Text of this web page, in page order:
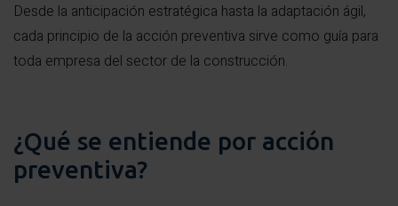
Desde la anticipación estratégica hasta la adaptación ágil,
cada principio de la acción preventiva sirve como guía para
toda empresa del sector de la construcción.
¿Qué se entiende por acción
preventiva?